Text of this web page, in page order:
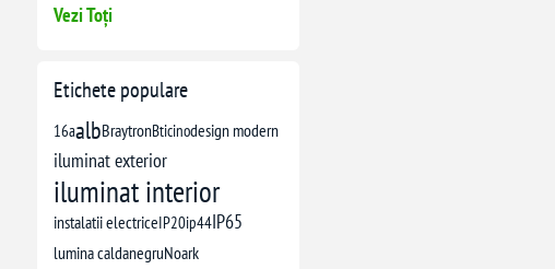
Vezi Toți
Etichete populare
16aalbBraytronBticinodesign modern
iluminat exterior
iluminat interior
instalatii electriceIP20ip44IP65
lumina caldanegruNoark